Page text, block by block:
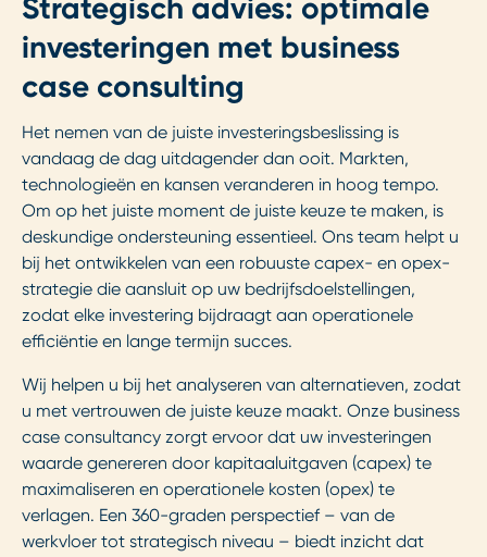
Strategisch advies: optimale
investeringen met business
case consulting
Het nemen van de juiste investeringsbeslissing is
vandaag de dag uitdagender dan ooit. Markten,
technologieën en kansen veranderen in hoog tempo.
Om op het juiste moment de juiste keuze te maken, is
deskundige ondersteuning essentieel. Ons team helpt u
bij het ontwikkelen van een robuuste capex- en opex-
strategie die aansluit op uw bedrijfsdoelstellingen,
zodat elke investering bijdraagt aan operationele
efficiëntie en lange termijn succes.
Wij helpen u bij het analyseren van alternatieven, zodat
u met vertrouwen de juiste keuze maakt. Onze business
case consultancy zorgt ervoor dat uw investeringen
waarde genereren door kapitaaluitgaven (capex) te
maximaliseren en operationele kosten (opex) te
verlagen. Een 360-graden perspectief – van de
werkvloer tot strategisch niveau – biedt inzicht dat